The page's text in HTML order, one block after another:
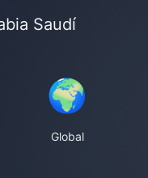
Saudí
🌍
Global